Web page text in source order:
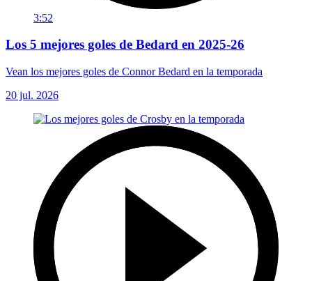
3:52
Los 5 mejores goles de Bedard en 2025-26
Vean los mejores goles de Connor Bedard en la temporada
20 jul. 2026